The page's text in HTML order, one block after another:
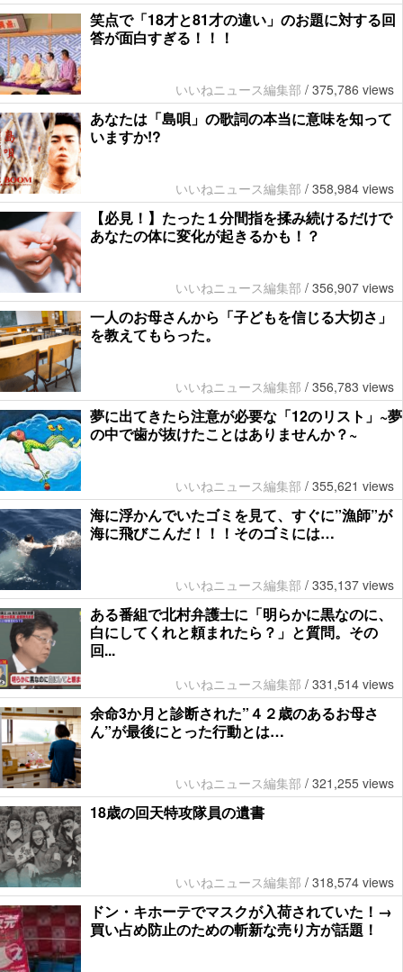
笑点で「18才と81才の違い」のお題に対する回
答が面白すぎる！！！
いいねニュース編集部 / 375,786 views
あなたは「島唄」の歌詞の本当に意味を知って
いますか!?
いいねニュース編集部 / 358,984 views
【必見！】たった１分間指を揉み続けるだけで
あなたの体に変化が起きるかも！？
いいねニュース編集部 / 356,907 views
一人のお母さんから「子どもを信じる大切さ」
を教えてもらった。
いいねニュース編集部 / 356,783 views
夢に出てきたら注意が必要な「12のリスト」~夢
の中で歯が抜けたことはありませんか？~
いいねニュース編集部 / 355,621 views
海に浮かんでいたゴミを見て、すぐに”漁師”が
海に飛びこんだ！！！そのゴミには…
いいねニュース編集部 / 335,137 views
ある番組で北村弁護士に「明らかに黒なのに、
白にしてくれと頼まれたら？」と質問。その
回...
いいねニュース編集部 / 331,514 views
余命3か月と診断された”４２歳のあるお母さ
ん”が最後にとった行動とは…
いいねニュース編集部 / 321,255 views
18歳の回天特攻隊員の遺書
いいねニュース編集部 / 318,574 views
ドン・キホーテでマスクが入荷されていた！→
買い占め防止のための斬新な売り方が話題！